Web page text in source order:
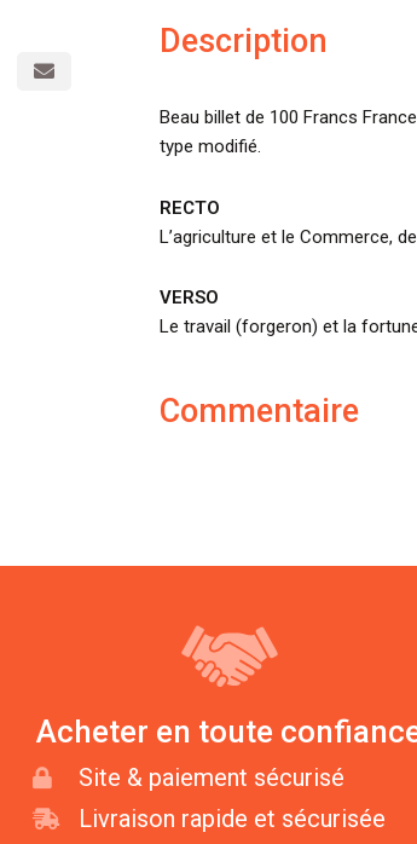
Description
Beau billet de 100 Francs
type modifié.
RECTO
L’agriculture et le Commerce,
VERSO
Le travail (forgeron) et la
Commentaire
Acheter en toute
Site & paiement sécurisé
Livraison rapide et sécurisée